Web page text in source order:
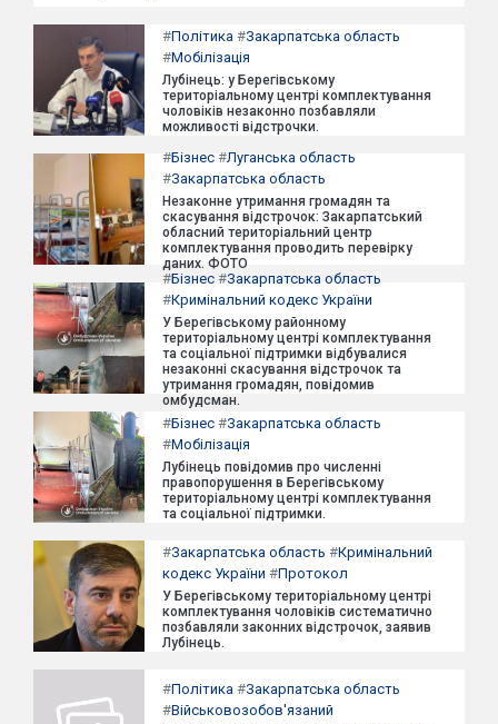
#Політика #Закарпатська область
#Мобілізація
Лубінець: у Берегівському
територіальному центрі комплектування
чоловіків незаконно позбавляли
можливості відстрочки.
#Бізнес #Луганська область
#Закарпатська область
Незаконне утримання громадян та
скасування відстрочок: Закарпатський
обласний територіальний центр
комплектування проводить перевірку
даних. ФОТО
#Бізнес #Закарпатська область
#Кримінальний кодекс України
У Берегівському районному
територіальному центрі комплектування
та соціальної підтримки відбувалися
незаконні скасування відстрочок та
утримання громадян, повідомив
омбудсман.
#Бізнес #Закарпатська область
#Мобілізація
Лубінець повідомив про численні
правопорушення в Берегівському
територіальному центрі комплектування
та соціальної підтримки.
#Закарпатська область #Кримінальний
кодекс України #Протокол
У Берегівському територіальному центрі
комплектування чоловіків систематично
позбавляли законних відстрочок, заявив
Лубінець.
#Політика #Закарпатська область
#Військовозобов'язаний